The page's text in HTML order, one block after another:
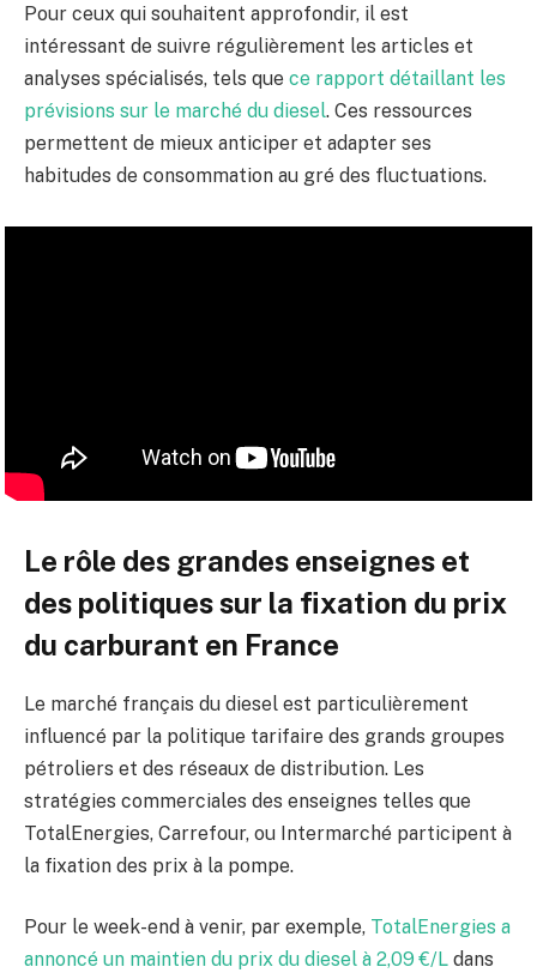
Pour ceux qui souhaitent approfondir, il est
intéressant de suivre régulièrement les articles et
analyses spécialisés, tels que ce rapport détaillant les
prévisions sur le marché du diesel. Ces ressources
permettent de mieux anticiper et adapter ses
habitudes de consommation au gré des fluctuations.
Le rôle des grandes enseignes et
des politiques sur la fixation du prix
du carburant en France
Le marché français du diesel est particulièrement
influencé par la politique tarifaire des grands groupes
pétroliers et des réseaux de distribution. Les
stratégies commerciales des enseignes telles que
TotalEnergies, Carrefour, ou Intermarché participent à
la fixation des prix à la pompe.
Pour le week-end à venir, par exemple, TotalEnergies a
annoncé un maintien du prix du diesel à 2,09 €/L dans